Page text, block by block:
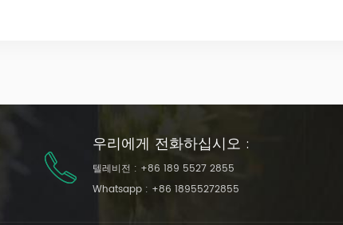
우리에게 전화하십시오 :
텔레비전 : +86 189 5527 2855
Whatsapp : +86 18955272855